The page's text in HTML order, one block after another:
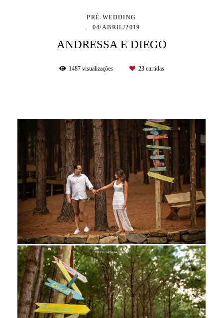
PRÉ-WEDDING
04/ABRIL/2019
ANDRESSA E DIEGO
1487visualizações 23curtidas